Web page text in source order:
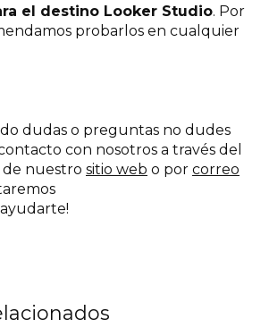
el destino Looker Studio. Por
probarlos en cualquier
dudas o preguntas no dudes
con nosotros a través del
nuestro sitio web o por correo